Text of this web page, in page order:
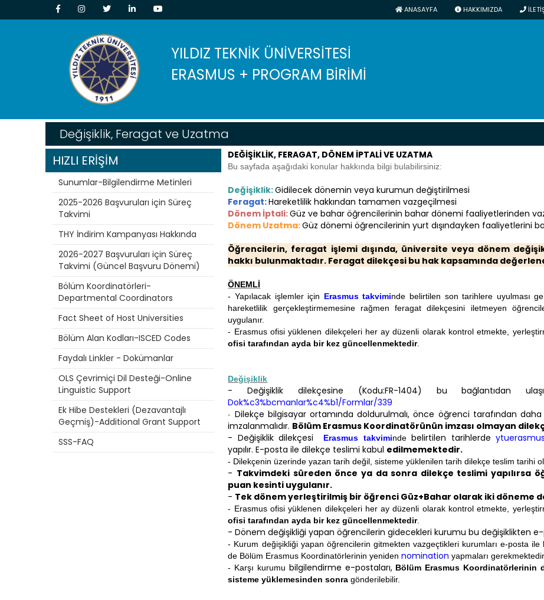
ANASAYFA HAKKIMIZDA
YILDIZ TEKNİK ÜNİVERSİTESİ
ERASMUS + PROGRAM BİRİMİ
Değişiklik, Feragat ve Uzatma
HIZLI ERİŞİM
Sunumlar-Bilgilendirme Metinleri
2025-2026 Başvuruları için Süreç
Takvimi
THY İndirim Kampanyası Hakkında
2026-2027 Başvuruları için Süreç
Takvimi (Güncel Başvuru Dönemi)
Bölüm Koordinatörleri-
Departmental Coordinators
Fact Sheet of Host Universities
Bölüm Alan Kodları-ISCED Codes
Faydalı Linkler - Dokümanlar
OLS Çevrimiçi Dil Desteği-Online
Linguistic Support
Ek Hibe Destekleri (Dezavantajlı
Geçmiş)-Additional Grant Support
SSS-FAQ
DEĞİŞİKLİK, FERAGAT, DÖNEM İPTALİ VE UZATMA
Bu sayfada aşağıdaki konular hakkında bilgi bulabilirsiniz:
Değişiklik:Gidilecek dönemin veya kurumun değiştirilmesi
Feragat:Hareketlilik hakkından tamamen vazgeçilmesi
Dönem İptali:Güz ve bahar öğrencilerinin bahar dönemi faaliyetlerinden
Dönem Uzatma:Güz dönemi öğrencilerinin yurt dışındayken faaliyetlerini
Öğrencilerin, feragat işlemi dışında, üniversite veya dönem
hakkı bulunmaktadır. Feragat dilekçesi bu hak kapsamında
ÖNEMLİ
- Yapılacak işlemler için Erasmus takviminde belirtilen son tarihlere uyulması
hareketlilik gerçekleştirmemesine rağmen feragat dilekçesini iletmeyen
uygulanır.
- Erasmus ofisi yüklenen dilekçeleri her ay düzenli olarak kontrol etmekte,
ofisi tarafından ayda bir kez güncellenmektedir.
Değişiklik
-Değişiklik dilekçesine (Kodu:FR-1404) bu bağlantıdan
Dok%c3%bcmanlar%c4%b1/Formlar/339
- Dilekçe bilgisayar ortamında doldurulmalı, önce öğrenci tarafından
imzalanmalıdır. Bölüm Erasmus Koordinatörünün imzası olmayan
- Değişiklik dilekçesi
Erasmus takvimindebelirtilen tarihlerde
yapılır.E-posta ile dilekçe teslimi kabul edilmemektedir.
- Dilekçenin üzerinde yazan tarih değil, sisteme yüklenilen tarih dilekçe teslim tarihi
- Takvimdeki süreden önce ya da sonra dilekçe teslimi yapılırsa
puan kesinti uygulanır.
- Tek dönem yerleştirilmiş bir öğrenci Güz+Bahar olarak iki döneme
- Erasmus ofisi yüklenen dilekçeleri her ay düzenli olarak kontrol etmekte,
ofisi tarafından ayda bir kez güncellenmektedir.
- Dönem değişikliği yapan öğrencilerin gidecekleri kurumu bu değişiklikten
- Kurum değişikliği yapan öğrencilerin gitmekten vazgeçtikleri kurumları e-posta
de Bölüm Erasmus Koordinatörlerinin yenidennomination yapmalarıgerekmektedir.
- Karşı kurumu bilgilendirme e-postaları, Bölüm Erasmus Koordinatörlerinin
sisteme yüklemesinden sonragönderilebilir.